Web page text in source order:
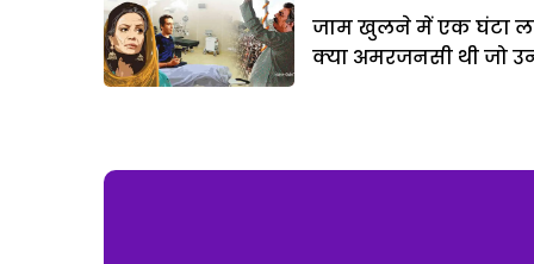
जाम खुलने में एक घंटा लग
क्या अमरजनसी थी जो